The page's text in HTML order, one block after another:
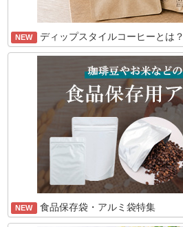
NEW ディップスタイルコーヒーとは？
NEW 食品保存袋・アルミ袋特集